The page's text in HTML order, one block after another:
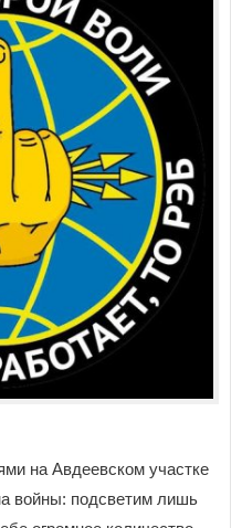
на Авдеевском участке
войны: подсветим лишь